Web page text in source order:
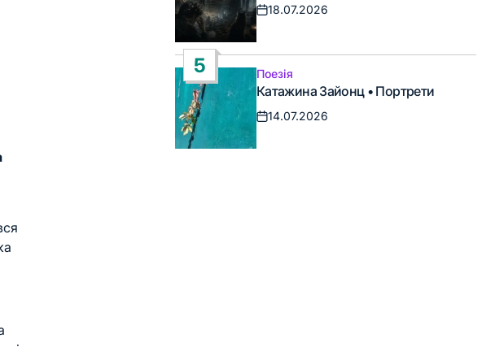
Дата
запису
18.07.2026
5
Опублікувати
у
Поезія
Катажина Зайонц • Портрети
Дата
14.07.2026